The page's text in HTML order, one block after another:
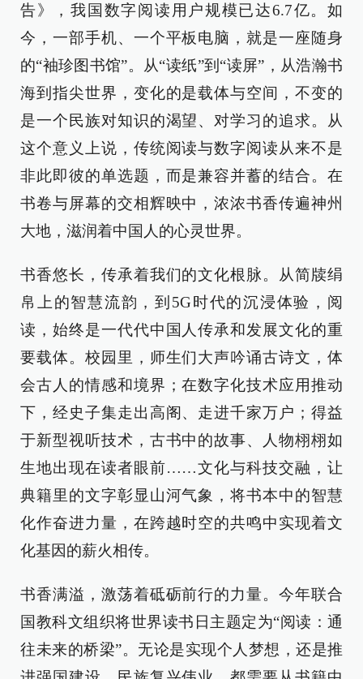
告》，我国数字阅读用户规模已达6.7亿。如
今，一部手机、一个平板电脑，就是一座随身
的“袖珍图书馆”。从“读纸”到“读屏”，从浩瀚书
海到指尖世界，变化的是载体与空间，不变的
是一个民族对知识的渴望、对学习的追求。从
这个意义上说，传统阅读与数字阅读从来不是
非此即彼的单选题，而是兼容并蓄的结合。在
书卷与屏幕的交相辉映中，浓浓书香传遍神州
大地，滋润着中国人的心灵世界。
书香悠长，传承着我们的文化根脉。从简牍绢
帛上的智慧流韵，到5G时代的沉浸体验，阅
读，始终是一代代中国人传承和发展文化的重
要载体。校园里，师生们大声吟诵古诗文，体
会古人的情感和境界；在数字化技术应用推动
下，经史子集走出高阁、走进千家万户；得益
于新型视听技术，古书中的故事、人物栩栩如
生地出现在读者眼前……文化与科技交融，让
典籍里的文字彰显山河气象，将书本中的智慧
化作奋进力量，在跨越时空的共鸣中实现着文
化基因的薪火相传。
书香满溢，激荡着砥砺前行的力量。今年联合
国教科文组织将世界读书日主题定为“阅读：通
往未来的桥梁”。无论是实现个人梦想，还是推